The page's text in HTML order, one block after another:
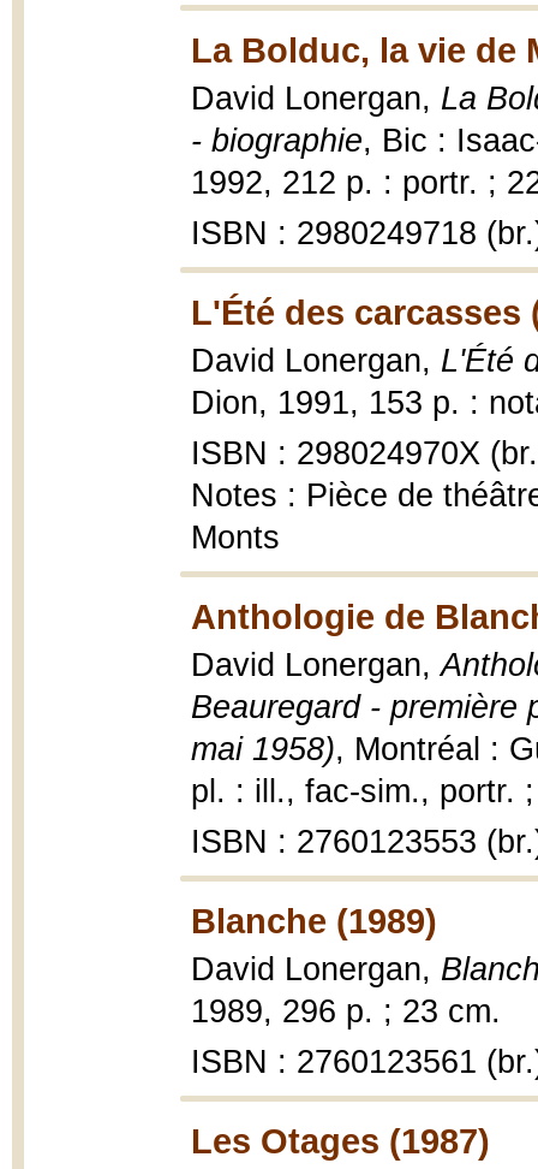
La Bolduc, la vie de
David Lonergan, La
- biographie, Bic :
1992, 212 p. : portr. ;
ISBN : 2980249718
L'Été des carcasses
David Lonergan, L'Été
Dion, 1991, 153 p. :
ISBN : 298024970X
Notes : Pièce de
Monts
Anthologie de
David Lonergan,
Beauregard - première
mai 1958), Montréal :
pl. : ill., fac-sim., portr.
ISBN : 2760123553
Blanche (1989)
David Lonergan,
1989, 296 p. ; 23 cm.
ISBN : 2760123561
Les Otages (1987)